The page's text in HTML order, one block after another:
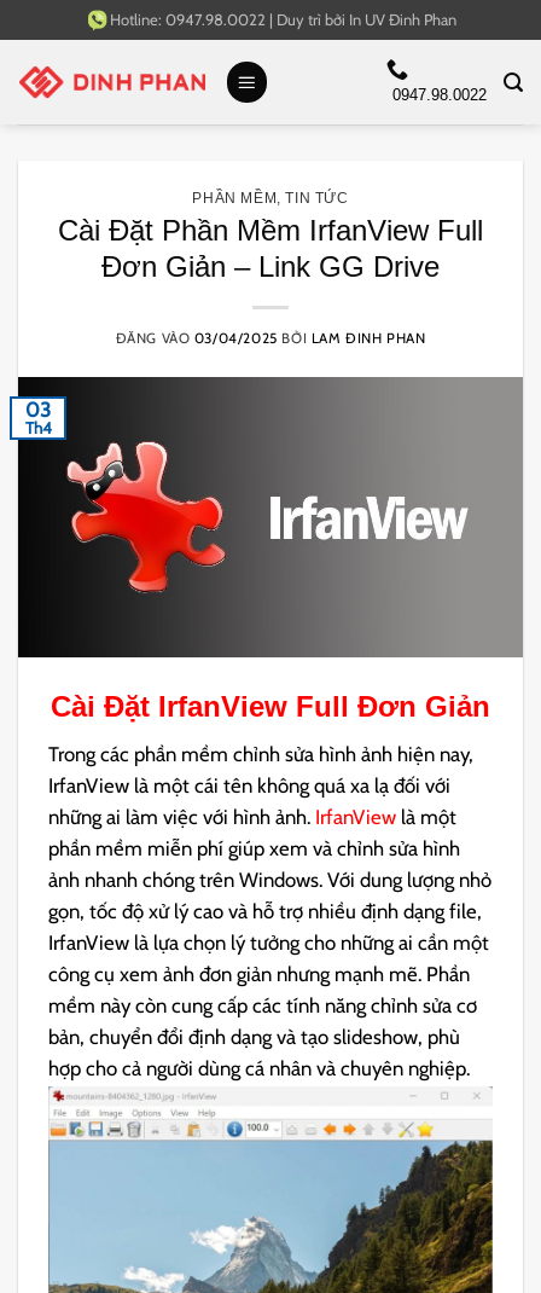
qua
nội
Hotline: 0947.98.0022 | Duy trì bởi In UV Đinh Phan
0947.98.0022
PHẦN MỀM ,TIN TỨC
Cài Đặt Phần Mềm IrfanView Full
Đơn Giản – Link GG Drive
ĐĂNG VÀO 03/04/2025 BỞI LAM ĐINH PHAN
03
Th4
Cài Đặt IrfanView Full Đơn Giản
Trong các phần mềm chỉnh sửa hình ảnh hiện nay,
IrfanView là một cái tên không quá xa lạ đối với
những ai làm việc với hình ảnh. IrfanView là một
phần mềm miễn phí giúp xem và chỉnh sửa hình
ảnh nhanh chóng trên Windows. Với dung lượng nhỏ
gọn, tốc độ xử lý cao và hỗ trợ nhiều định dạng file,
IrfanView là lựa chọn lý tưởng cho những ai cần một
công cụ xem ảnh đơn giản nhưng mạnh mẽ. Phần
mềm này còn cung cấp các tính năng chỉnh sửa cơ
bản, chuyển đổi định dạng và tạo slideshow, phù
hợp cho cả người dùng cá nhân và chuyên nghiệp.